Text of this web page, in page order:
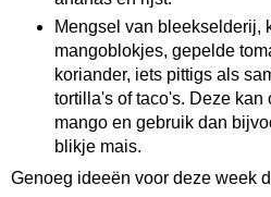
Mengsel van bleekselderij,
mangoblokjes, gepelde
koriander, iets pittigs als
tortilla's of taco's. Deze kan
mango en gebruik dan
blikje mais.
Genoeg ideeën voor deze week